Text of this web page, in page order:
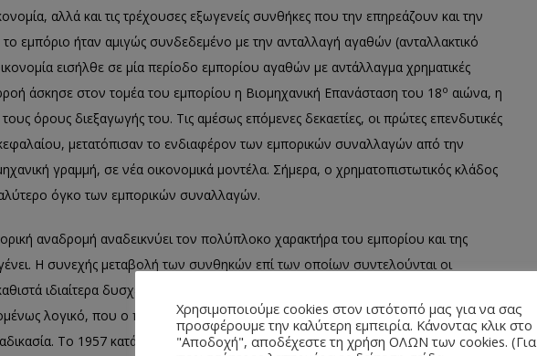
αλλά και τις τρέχουσες εξωγενείς συνθήκες που την επηρεάζουν και την
εμπόριο ήταν αμιγώς συνδεδεμένο με την ανταλλαγή αγαθών (ανταλλακτικό
εισήλθε σε μία περίοδο εμπορίου αγαθών με αντάλλαγμα χρηματικές
άσκησε στον τομέα του εμπορίου η Βιομηχανική Επανάσταση του 18ο αιώνα, η
όρους διεξαγωγής του. Τις αμέσως επόμενες δεκαετίες, οι πρώτες επενδυτικές
μετατόπισαν το ενδιαφέρον των εμπορικών συναλλαγών από την
γραμμή, σε νέα οικονομικά μοντέλα. Σήμερα, ο χρηματοπιστωτικός κλάδος
όγκο των εμπορικών συναλλαγών.
αναδρομή αναδεικνύει τον πολύπλοκο χαρακτήρα του εμπορίου και της
γένει. Η συνεχής μεταβολή των συνθηκών επί των οποίων συντελούνται οι
ιδιαίτερα δυσχερή τον ορισμό της εμπορικής πολιτικής και των πεδίων που
λογικό, που ο προσδιορισμός της ΚΕΠ υπήρξε αντικείμενο συγκρούσεων
Το 1957 κατά την ίδρυση της Ευρωπαϊκής Οικονομικής Κοινότητας, η ΚΕΠ
Χρησιμοποιούμε cookies στον ιστότοπό μας για να σας
προσφέρουμε την καλύτερη εμπειρία. Κάνοντας κλικ στο
"Αποδοχή", αποδέχεστε τη χρήση ΟΛΩΝ των cookies. (Για